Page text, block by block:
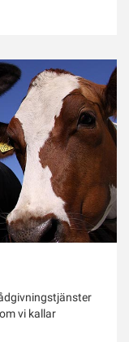
vi kallar